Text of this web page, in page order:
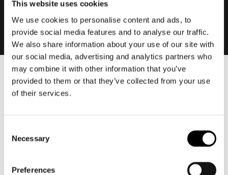
This website uses cookies
We use cookies to personalise content and ads, to
provide social media features and to analyse our traffic.
We also share information about your use of our site with
our social media, advertising and analytics partners who
may combine it with other information that you’ve
provided to them or that they’ve collected from your use
of their services.
Selection
Necessary
Preferences
Heren
Motorkleding heren
Motorpak heren
Motorhoodie heren